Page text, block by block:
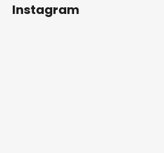
Instagram